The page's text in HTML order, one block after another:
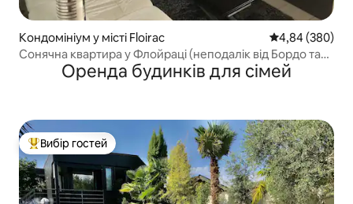
Кондомініум у місті Floirac Середня
4,84 (380)
Сонячна квартира у Флойраці (неподалік від Бордо та
Оренда будинків для сімей
Топ вибір гостей
Вибір гостей